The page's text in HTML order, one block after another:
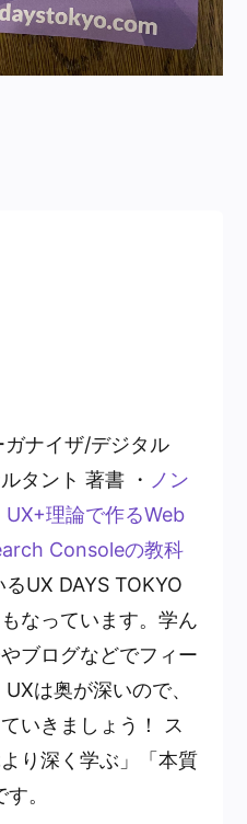
ガナイザ/デジタル
タント 著書 ・ ノン
理論で作るWeb
Consoleの教科
UX DAYS TOKYO
なっています。学ん
ブログなどでフィー
は奥が深いので、
いきましょう！ ス
り深く学ぶ」「本質
。